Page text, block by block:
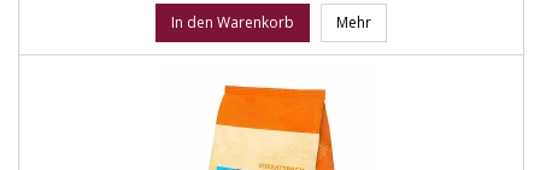
In den Warenkorb Mehr